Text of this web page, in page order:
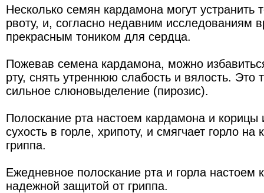
Несколько семян кардамона могут устранить
рвоту, и, согласно недавним исследованиям
прекрасным тоником для сердца.
Пожевав семена кардамона, можно
рту, снять утреннюю слабость и вялость. Это
сильное слюновыделение (пирозис).
Полоскание рта настоем кардамона и корицы
сухость в горле, хрипоту, и смягчает горло на
гриппа.
Ежедневное полоскание рта и горла настоем
надежной защитой от гриппа.